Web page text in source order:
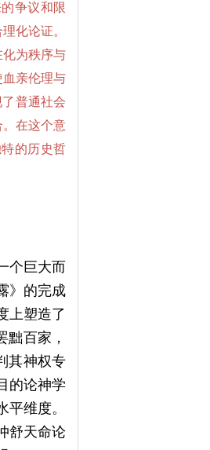
争议和限
化论证。
为秩序与
亲伦理与
普通社会
在这个意
的历史哲
个巨大而
》的完成
上塑造了
黜百家，
其神权专
的论神学
维度。
舒天命论